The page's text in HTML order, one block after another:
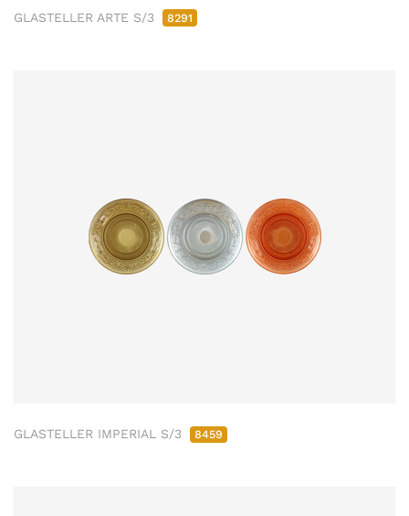
GLASTELLER ARTE S/3 8291
GLASTELLER IMPERIAL S/3 8459